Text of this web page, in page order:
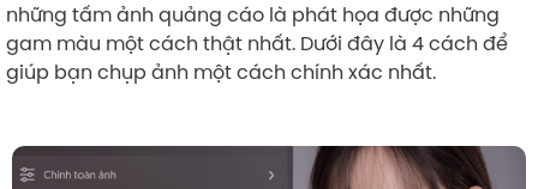
những tấm ảnh quảng cáo là phát họa được những
gam màu một cách thật nhất. Dưới đây là 4 cách để
giúp bạn chụp ảnh một cách chính xác nhất.